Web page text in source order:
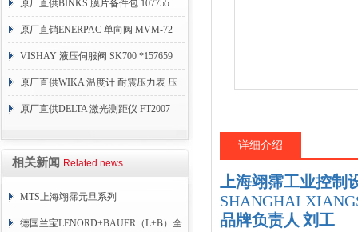
原厂直供BINKS 膜片备件包 107755
原厂直销ENERPAC 单向阀 MVM-72
VISHAY 液压伺服阀 SK700 *157659
原厂直供WIKA 温度计 耐震压力表 压
力开关 变送器
原厂直供DELTA 激光测距仪 FT2007
相关新闻 Related news
MTS上海翊霈元旦系列
RHM3050MR081A01
德国兰宝LENORD+BAUER（L+B）全
详细介绍
上海翊霈工业控制
SHANGHAI
品牌负责人 刘工